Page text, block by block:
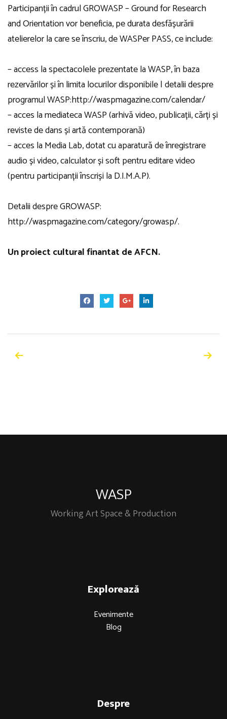
Participanții în cadrul GROWASP – Ground for Research
and Orientation vor beneficia, pe durata desfășurării
atelierelor la care se înscriu, de WASPer PASS, ce include:
– access la spectacolele prezentate la WASP, în baza
rezervărilor și în limita locurilor disponibile | detalii despre
programul WASP:http://waspmagazine.com/calendar/
– acces la mediateca WASP (arhivă video, publicații, cărți și
reviste de dans și artă contemporană)
– acces la Media Lab, dotat cu aparatură de înregistrare
audio și video, calculator și soft pentru editare video
(pentru participanții înscriși la D.I.M.A.P).
Detalii despre GROWASP:
http://waspmagazine.com/category/growasp/.
Un proiect cultural finantat de AFCN.
WASP
Working Art Space & Production
Explorează
Evenimente
Blog
Despre